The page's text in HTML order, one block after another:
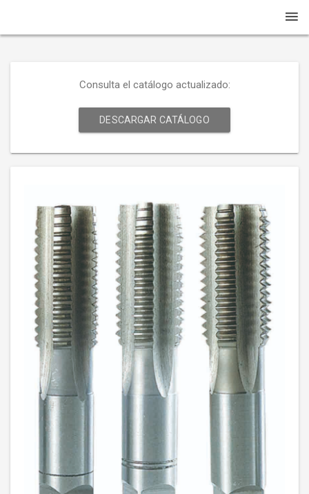
Consulta el catálogo actualizado:
DESCARGAR CATÁLOGO